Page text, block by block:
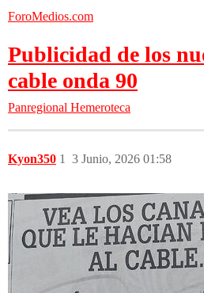
ForoMedios.com
Publicidad de los
cable onda 90
Panregional Hemeroteca
Kyon350 3 Junio, 2026 01:58
1